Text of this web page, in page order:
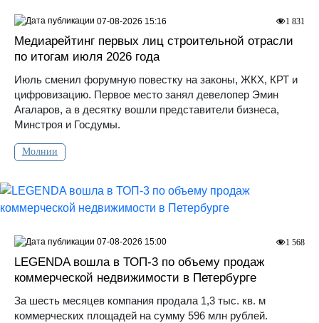
Медиарейтинг первых лиц строительной отрасли
по итогам июля 2026 года
Июль сменил форумную повестку на законы, ЖКХ, КРТ и
цифровизацию. Первое место занял девелопер Эмин
Агаларов, а в десятку вошли представители бизнеса,
Минстроя и Госдумы.
Молнии
1 831
07-08-2026 15:16
LEGENDA вошла в ТОП-3 по объему продаж
коммерческой недвижимости в Петербурге
За шесть месяцев компания продала 1,3 тыс. кв. м
коммерческих площадей на сумму 596 млн рублей.
1 568
07-08-2026 15:00